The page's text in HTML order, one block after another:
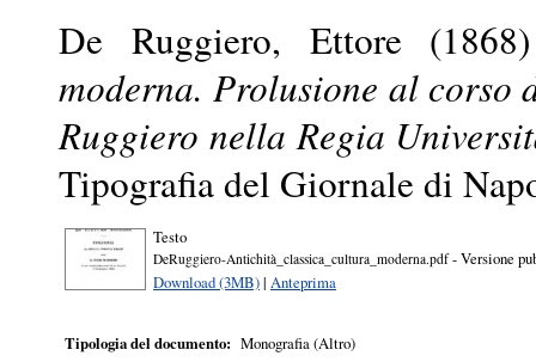
De Ruggiero, Ettore
moderna. Prolusione al corso
Ruggiero nella Regia
Tipografia del Giornale di
Testo
DeRuggiero-Antichità_classica_cultura_moderna.pdf- Versione
Download (3MB)| Anteprima
Tipologia del documento: Monografia (Altro)